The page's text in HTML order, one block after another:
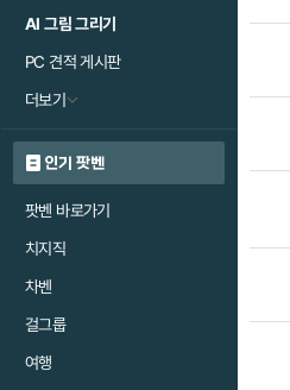
AI 그림 그리기
PC 견적 게시판
더보기
인기 팟벤
팟벤 바로가기
치지직
차벤
걸그룹
여행